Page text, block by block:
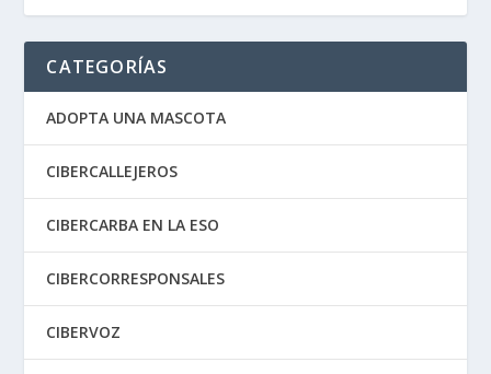
CATEGORÍAS
ADOPTA UNA MASCOTA
CIBERCALLEJEROS
CIBERCARBA EN LA ESO
CIBERCORRESPONSALES
CIBERVOZ